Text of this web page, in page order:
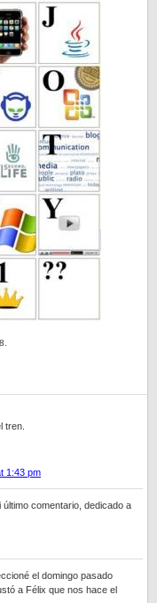
tren.
1:43 pm
comentario, dedicado a
el domingo pasado
a Félix que nos hace el